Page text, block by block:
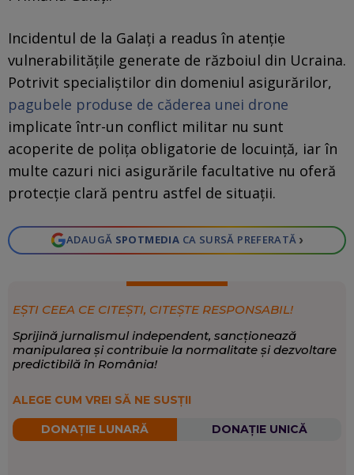
Incidentul de la Galați a readus în atenție
vulnerabilitățile generate de războiul din Ucraina.
Potrivit specialiștilor din domeniul asigurărilor,
pagubele produse de căderea unei drone
implicate într-un conflict militar nu sunt
acoperite de polița obligatorie de locuință, iar în
multe cazuri nici asigurările facultative nu oferă
protecție clară pentru astfel de situații.
ADAUGĂ SPOTMEDIA CA SURSĂ PREFERATĂ ›
EȘTI CEEA CE CITEȘTI, CITEȘTE RESPONSABIL!
Sprijină jurnalismul independent, sancționează
manipularea și contribuie la normalitate și dezvoltare
predictibilă în România!
ALEGE CUM VREI SĂ NE SUSȚII
DONAȚIE LUNARĂ DONAȚIE UNICĂ